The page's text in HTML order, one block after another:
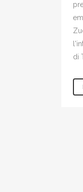
di